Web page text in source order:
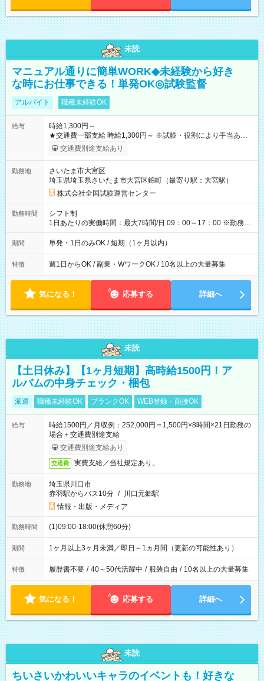
未読
マニュアル通りに簡単WORK◆未経験から好き
な時にお仕事できる！単発OK◎試験監督
アルバイト 職種未経験OK
給与
時給1,300円～
★交通費一部支給 時給1,300円～ ※試験・役割により手当あり
※勤務回数により昇給あり 【即給（前払い）オプションあ
り！】 希望される場合、勤務から1週間ほどで給与の一部を受け
例】 ・河合塾模擬試験 8:30～17:30（休憩1時間） 時給1,300円
×8時間＝日収10,400円＋交通費 ※当日の役割により時給＋100
円の場合あり ・国家試験 7:00～13:30（休憩なし） 時給1,300
円（役割手当＋100円）×6時間＝日収8,400円＋交通費 【試用期
間】試用期間なし
交通費別途支給あり
勤務地
さいたま市大宮区
埼玉県埼玉県さいたま市大宮区錦町（最寄り駅：大宮駅）
株式会社全国試験運営センター
勤務時間
シフト制
1日あたりの実働時間：最大7時間/日 09：00～17：00 ※勤務時
間は 試験により異なります。
期間 単発・1日のみOK / 短期（1ヶ月以内）
特徴 週1日からOK / 副業・WワークOK / 10名以上の大量募集
気になる！ 応募する 詳細へ
未読
【土日休み】【1ヶ月短期】高時給1500円！ア
ルバムの中身チェック・梱包
派遣 職種未経験OK ブランクOK WEB登録・面接OK
給与
時給1500円／月収例：252,000円＝1,500円×8時間×21日勤務の
場合＋交通費別途支給
交通費別途支給あり
交通費 実費支給／当社規定あり。
勤務地
埼玉県川口市
赤羽駅からバス10分 / 川口元郷駅
情報・出版・メディア
勤務時間 (1)09:00-18:00(休憩60分)
期間 1ヶ月以上3ヶ月未満／即日～1ヵ月間（更新の可能性あり）
特徴 履歴書不要 / 40～50代活躍中 / 服装自由 / 10名以上の大量募集
気になる！ 応募する 詳細へ
未読
ちいさいかわいいキャラのイベントも！好きな